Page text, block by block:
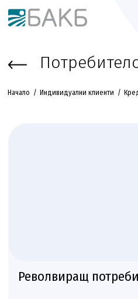
Към основното съдържание
Начало Индивидуални клиенти
Револвиращ